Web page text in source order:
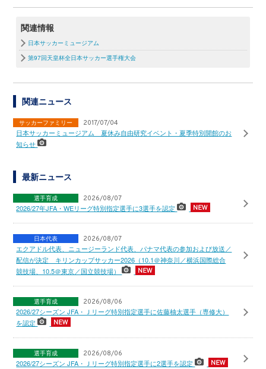
関連情報
日本サッカーミュージアム
第97回天皇杯全日本サッカー選手権大会
関連ニュース
サッカーファミリー 2017/07/04
日本サッカーミュージアム 夏休み自由研究イベント・夏季特別開館のお
知らせ
最新ニュース
選手育成 2026/08/07
2026/27年JFA・WEリーグ特別指定選手に3選手を認定
日本代表 2026/08/07
エクアドル代表、ニュージーランド代表、パナマ代表の参加および放送／
配信が決定 キリンカップサッカー2026（10.1＠神奈川／横浜国際総合
競技場、10.5＠東京／国立競技場）
選手育成 2026/08/06
2026/27シーズン JFA・Ｊリーグ特別指定選手に佐藤柚太選手（専修大）
を認定
選手育成 2026/08/06
2026/27シーズン JFA・Ｊリーグ特別指定選手に2選手を認定